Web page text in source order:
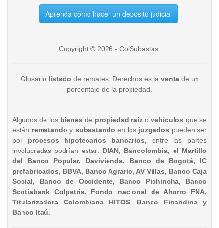
Aprenda cómo hacer un deposito judicial
Copyright © 2026 - ColSubastas
Glosario listado de remates: Derechos es la ventade un
porcentaje de la propiedad.
Algunos de los bienesde propiedad raízo vehículos que se
están rematando y subastando en los juzgados pueden ser
por procesos hipotecarios bancarios, entre las partes
involucradas podrían estar: DIAN, Bancolombia, el Martillo
del Banco Popular, Davivienda, Banco de Bogotá, IC
prefabricados, BBVA, Banco Agrario, AV Villas, Banco Caja
Social, Banco de Occidente, Banco Pichincha, Banco
Scotiabank Colpatria, Fondo nacional de Ahorro FNA,
Titularizadora Colombiana HITOS, Banco Finandina y
Banco Itaú.